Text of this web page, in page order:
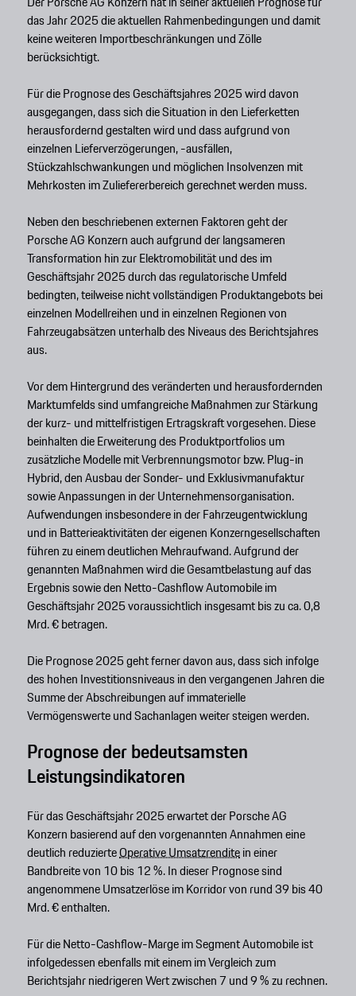
das Jahr 2025 die aktuellen Rahmenbedingungen und damit
keine weiteren Importbeschränkungen und Zölle
berücksichtigt.
Für die Prognose des Geschäftsjahres 2025 wird davon
ausgegangen, dass sich die Situation in den Lieferketten
herausfordernd gestalten wird und dass aufgrund von
einzelnen Lieferverzögerungen, -ausfällen,
Stückzahlschwankungen und möglichen Insolvenzen mit
Mehrkosten im Zuliefererbereich gerechnet werden muss.
Neben den beschriebenen externen Faktoren geht der
Porsche AG Konzern auch aufgrund der langsameren
Transformation hin zur Elektromobilität und des im
Geschäftsjahr 2025 durch das regulatorische Umfeld
bedingten, teilweise nicht vollständigen Produktangebots bei
einzelnen Modellreihen und in einzelnen Regionen von
Fahrzeugabsätzen unterhalb des Niveaus des Berichtsjahres
aus.
Vor dem Hintergrund des veränderten und herausfordernden
Marktumfelds sind umfangreiche Maßnahmen zur Stärkung
der kurz- und mittelfristigen Ertragskraft vorgesehen. Diese
beinhalten die Erweiterung des Produktportfolios um
zusätzliche Modelle mit Verbrennungsmotor bzw. Plug-in
Hybrid, den Ausbau der Sonder- und Exklusivmanufaktur
sowie Anpassungen in der Unternehmensorganisation.
Aufwendungen insbesondere in der Fahrzeugentwicklung
und in Batterieaktivitäten der eigenen Konzerngesellschaften
führen zu einem deutlichen Mehraufwand. Aufgrund der
genannten Maßnahmen wird die Gesamtbelastung auf das
Ergebnis sowie den Netto-Cashflow Automobile im
Geschäftsjahr 2025 voraussichtlich insgesamt bis zu ca. 0,8
Mrd. € betragen.
Die Prognose 2025 geht ferner davon aus, dass sich infolge
des hohen Investitionsniveaus in den vergangenen Jahren die
Summe der Abschreibungen auf immaterielle
Vermögenswerte und Sachanlagen weiter steigen werden.
Prognose der bedeutsamsten
Leistungsindikatoren
Für das Geschäftsjahr 2025 erwartet der Porsche AG
Konzern basierend auf den vorgenannten Annahmen eine
deutlich reduzierteOperative Umsatzrenditein einer
Bandbreite von 10 bis 12 %. In dieser Prognose sind
angenommene Umsatzerlöse im Korridor von rund 39 bis 40
Mrd. € enthalten.
Für die Netto-Cashflow-Marge im Segment Automobile ist
infolgedessen ebenfalls mit einem im Vergleich zum
Berichtsjahr niedrigeren Wert zwischen 7 und 9 % zu rechnen.